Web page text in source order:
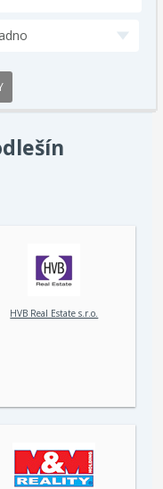
HVB Real Estate s.r.o.